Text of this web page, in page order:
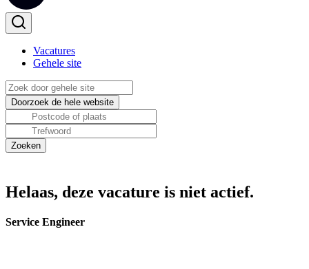
Vacatures
Gehele site
Helaas, deze vacature is niet actief.
Service Engineer